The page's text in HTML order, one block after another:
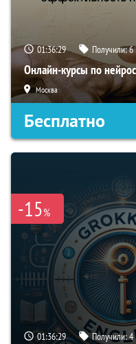
01:36:29 Получили:6
Онлайн-курсы по
Москва
Бесплатно
-15%
01:36:29 Получили:4